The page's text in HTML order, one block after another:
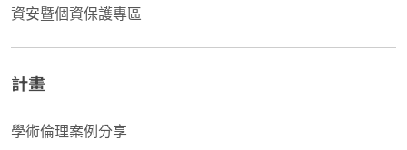
資安暨個資保護專區
計畫
學術倫理案例分享